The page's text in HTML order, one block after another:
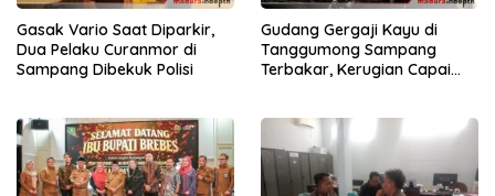
Gasak Vario Saat Diparkir,
Dua Pelaku Curanmor di
Sampang Dibekuk Polisi
Gudang Gergaji Kayu di
Tanggumong Sampang
Terbakar, Kerugian Capai